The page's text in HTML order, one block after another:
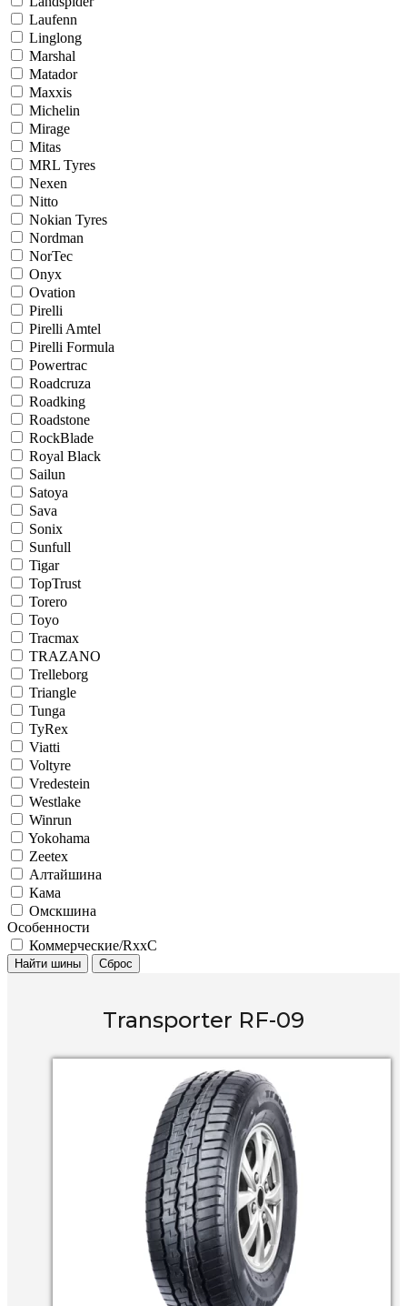
Laufenn
Linglong
Marshal
Matador
Maxxis
Michelin
Mirage
Mitas
MRL Tyres
Nexen
Nitto
Nokian Tyres
Nordman
NorTec
Onyx
Ovation
Pirelli
Pirelli Amtel
Pirelli Formula
Powertrac
Roadcruza
Roadking
Roadstone
RockBlade
Royal Black
Sailun
Satoya
Sava
Sonix
Sunfull
Tigar
TopTrust
Torero
Toyo
Tracmax
TRAZANO
Trelleborg
Triangle
Tunga
TyRex
Viatti
Voltyre
Vredestein
Westlake
Winrun
Yokohama
Zeetex
Алтайшина
Кама
Омскшина
Особенности
Коммерческие/RxxC
Найти шины Сброс
Transporter RF-09